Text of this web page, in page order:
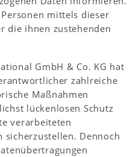
mittels dieser
die ihnen zustehenden
GmbH & Co. KG hat
zahlreiche
Maßnahmen
lückenlosen Schutz
verarbeiteten
sicherzustellen. Dennoch